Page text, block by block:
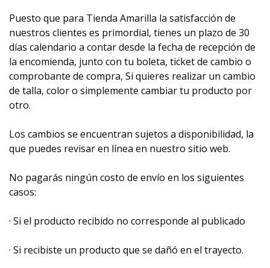
Puesto que para Tienda Amarilla la satisfacción de
nuestros clientes es primordial, tienes un plazo de 30
días calendario a contar desde la fecha de recepción de
la encomienda, junto con tu boleta, ticket de cambio o
comprobante de compra, Si quieres realizar un cambio
de talla, color o simplemente cambiar tu producto por
otro.
Los cambios se encuentran sujetos a disponibilidad, la
que puedes revisar en línea en nuestro sitio web.
No pagarás ningún costo de envío en los siguientes
casos:
· Si el producto recibido no corresponde al publicado
· Si recibiste un producto que se dañó en el trayecto.